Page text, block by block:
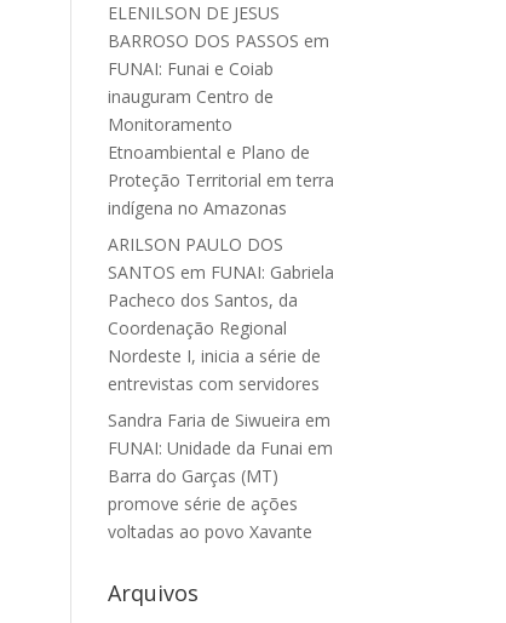
ELENILSON DE JESUS
BARROSO DOS PASSOS em
FUNAI: Funai e Coiab
inauguram Centro de
Monitoramento
Etnoambiental e Plano de
Proteção Territorial em terra
indígena no Amazonas
ARILSON PAULO DOS
SANTOS em FUNAI: Gabriela
Pacheco dos Santos, da
Coordenação Regional
Nordeste I, inicia a série de
entrevistas com servidores
Sandra Faria de Siwueira em
FUNAI: Unidade da Funai em
Barra do Garças (MT)
promove série de ações
voltadas ao povo Xavante
Arquivos